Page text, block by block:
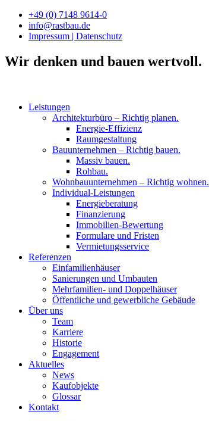
Zum
Inhalt
springen
+49 (0) 7148 9614-0
info@rastbau.de
Impressum | Datenschutz
Wir denken und bauen wertvoll.
Leistungen
Architekturbüro – Richtig planen.
Energie-Effizienz
Raumgestaltung
Bauunternehmen – Richtig bauen.
Massiv bauen.
Rohbau.
Wohnbauunternehmen – Richtig wohnen.
Individual-Leistungen
Energieberatung
Finanzierung
Immobilien-Bewertung
Formulare und Fristen
Vermietungsservice
Referenzen
Einfamilienhäuser
Sanierungen und Umbauten
Mehrfamilien- und Doppelhäuser
Öffentliche und gewerbliche Gebäude
Über uns
Team
Karriere
Historie
Engagement
Aktuelles
News
Kaufobjekte
Glossar
Kontakt